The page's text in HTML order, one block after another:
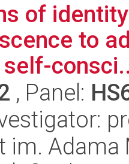
of
to
, Panel:
im.